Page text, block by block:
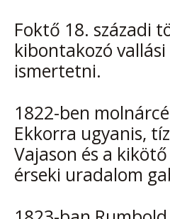
Foktő 18. századi
kibontakozó
ismertetni.
1822-ben
Ekkorra ugyanis,
Vajason és a
érseki uradalom